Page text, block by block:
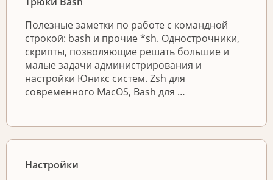
Полезные заметки по работе с командной
строкой: bash и прочие *sh. Однострочники,
скрипты, позволяющие решать большие и
малые задачи администрирования и
настройки Юникс систем. Zsh для
современного MacOS, Bash для …
Настройки